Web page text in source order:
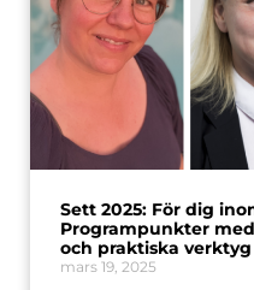
Sett 2025: För dig
Programpunkter
och praktiska verktyg
mars 19, 2025